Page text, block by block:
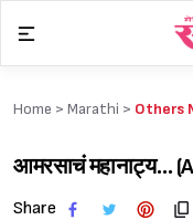
content
Home > Marathi > Others
आमरसाचं महानाट्य…
Share